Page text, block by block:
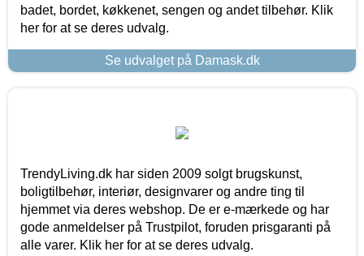
badet, bordet, køkkenet, sengen og andet tilbehør. Klik
her for at se deres udvalg.
Se udvalget på Damask.dk
TrendyLiving.dk har siden 2009 solgt brugskunst,
boligtilbehør, interiør, designvarer og andre ting til
hjemmet via deres webshop. De er e-mærkede og har
gode anmeldelser på Trustpilot, foruden prisgaranti på
alle varer. Klik her for at se deres udvalg.